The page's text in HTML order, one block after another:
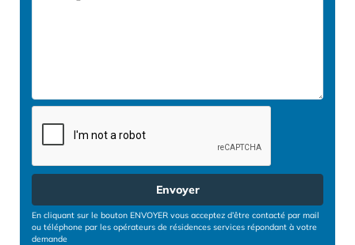
Envoyer
En cliquant sur le bouton ENVOYER vous acceptez d’être contacté par mail
ou téléphone par les opérateurs de résidences services répondant à votre
demande